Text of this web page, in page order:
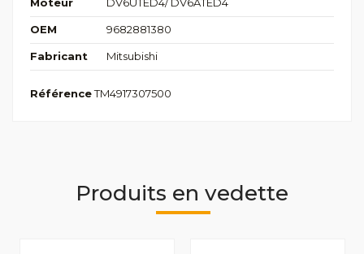
Moteur DV6UTED4/ DV6ATED4
OEM 9682881380
Fabricant Mitsubishi
RéférenceTM4917307500
Produits en vedette